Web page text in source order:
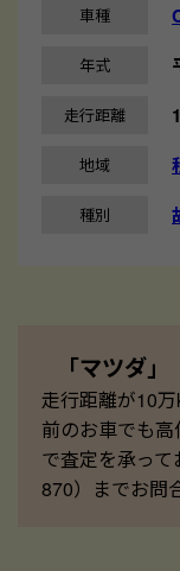
車種
年式
走行距離
地域
種別
「マツダ
走行距離が10
前のお車でも
で査定を承っ
870）までお問